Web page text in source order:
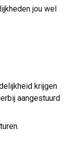
jou wel
krijgen
aangestuurd